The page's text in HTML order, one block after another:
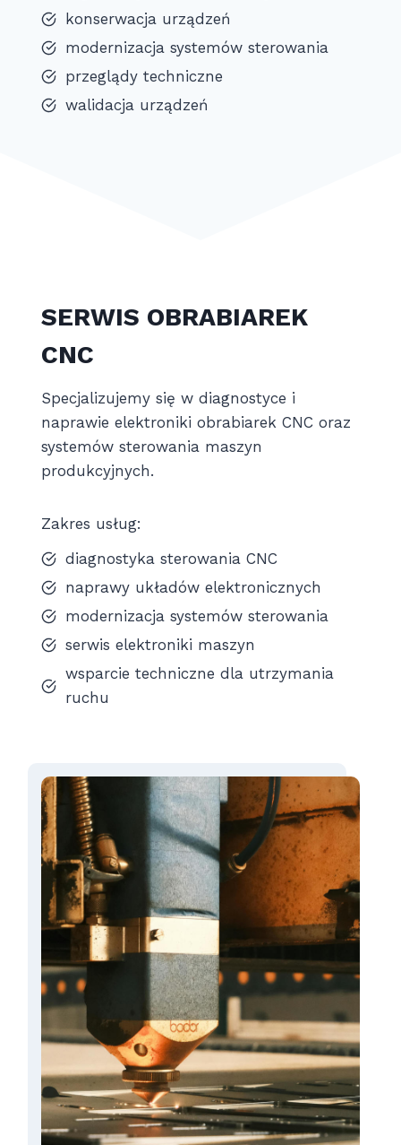
konserwacja urządzeń
modernizacja systemów sterowania
przeglądy techniczne
walidacja urządzeń
SERWIS OBRABIAREK
CNC
Specjalizujemy się w diagnostyce i
naprawie elektroniki obrabiarek CNC oraz
systemów sterowania maszyn
produkcyjnych.
Zakres usług:
diagnostyka sterowania CNC
naprawy układów elektronicznych
modernizacja systemów sterowania
serwis elektroniki maszyn
wsparcie techniczne dla utrzymania
ruchu